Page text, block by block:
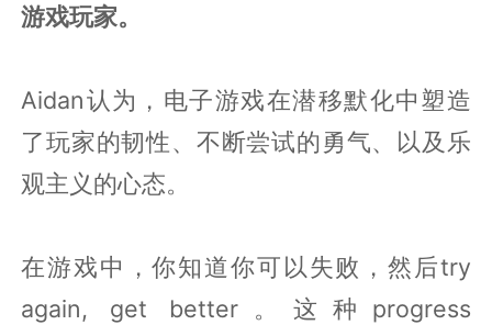
游戏玩家。
Aidan认为，电子游戏在潜移默化中塑造
了玩家的韧性、不断尝试的勇气、以及乐
观主义的心态。
在游戏中，你知道你可以失败，然后try
again, get better。这种progress